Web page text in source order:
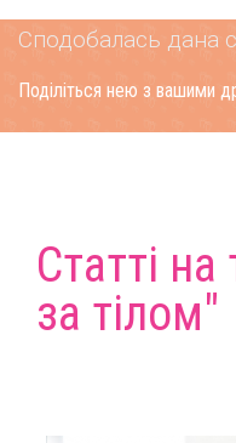
Сподобалась дана
Поділіться нею з вашими
Статті
за тілом"